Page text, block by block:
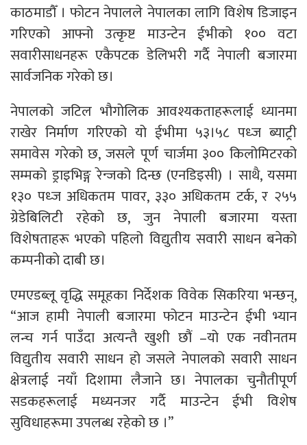
काठमाडाैँ । फोटन नेपालले नेपालका लागि विशेष डिजाइन
गरिएको आफ्नो उत्कृष्ट माउन्टेन ईभीको १०० वटा
सवारीसाधनहरू एकैपटक डेलिभरी गर्दै नेपाली बजारमा
सार्वजनिक गरेको छ।
नेपालको जटिल भौगोलिक आवश्यकताहरूलाई ध्यानमा
राखेर निर्माण गरिएको यो ईभीमा ५३।५८ पध्ज ब्याट्री
समावेस गरेको छ, जसले पूर्ण चार्जमा ३०० किलोमिटरको
सम्मको ड्राइभिङ्ग रेन्जको दिन्छ (एनडिइसी) । साथै, यसमा
१३० पध्ज अधिकतम पावर, ३३० अधिकतम टर्क, र २५५
ग्रेडेबिलिटी रहेको छ, जुन नेपाली बजारमा यस्ता
विशेषताहरू भएको पहिलो विद्युतीय सवारी साधन बनेको
कम्पनीकाे दाबी छ।
एमएडब्लू वृद्धि समूहका निर्देशक विवेक सिकरिया भन्छन्,
“आज हामी नेपाली बजारमा फोटन माउन्टेन ईभी भ्यान
लन्च गर्न पाउँदा अत्यन्तै खुशी छौं –यो एक नवीनतम
विद्युतीय सवारी साधन हो जसले नेपालको सवारी साधन
क्षेत्रलाई नयाँ दिशामा लैजाने छ। नेपालका चुनौतीपूर्ण
सडकहरूलाई मध्यनजर गर्दै माउन्टेन ईभी विशेष
सुविधाहरूमा उपलब्ध रहेको छ ।”